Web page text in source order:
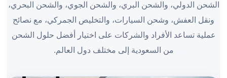
الشحن الدولي، والشحن البري، والشحن الجوي، والشحن البحري،
ونقل العفش، وشحن السيارات، والتخليص الجمركي، مع نصائح
عملية تساعد الأفراد والشركات على اختيار أفضل حلول الشحن
من السعودية إلى مختلف دول العالم.